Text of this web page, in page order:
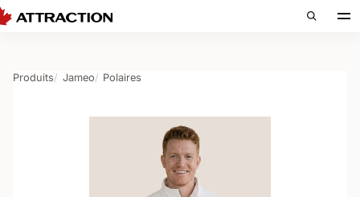
Produits Jameo Polaires